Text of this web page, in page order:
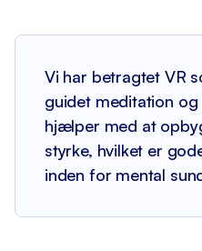
Vi har betragtet VR
guidet meditation
hjælper med at
styrke, hvilket er
inden for mental